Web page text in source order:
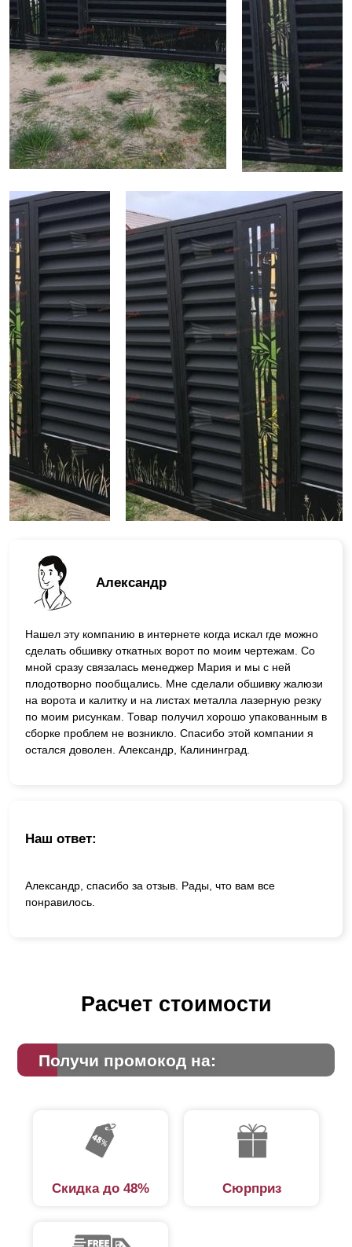
Александр
Нашел эту компанию в интернете когда искал где можно
сделать обшивку откатных ворот по моим чертежам. Со
мной сразу связалась менеджер Мария и мы с ней
плодотворно пообщались. Мне сделали обшивку жалюзи
на ворота и калитку и на листах металла лазерную резку
по моим рисункам. Товар получил хорошо упакованным в
сборке проблем не возникло. Спасибо этой компании я
остался доволен. Александр, Калининград.
Наш ответ:
Александр, спасибо за отзыв. Рады, что вам все
понравилось.
Расчет стоимости
Получи промокод на:
Скидка до 48% Сюрприз